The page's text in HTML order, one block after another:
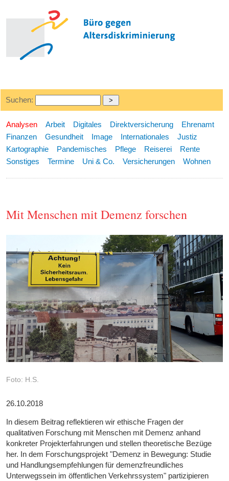
Suchen:
Analysen Arbeit Digitales Direktversicherung
Ehrenamt
Finanzen
Gesundheit Image Internationales
Justiz
Kartographie
Pandemisches Pflege Reiserei
Rente
Sonstiges
Termine Uni & Co. Versicherungen Wohnen
Mit Menschen mit Demenz forschen
Foto: H.S.
26.10.2018
In diesem Beitrag reflektieren wir ethische Fragen der
qualitativen Forschung mit Menschen mit Demenz anhand
konkreter Projekterfahrungen und stellen theoretische Bezüge
her. In dem Forschungsprojekt "Demenz in Bewegung: Studie
und Handlungsempfehlungen für demenzfreundliches
Unterwegssein im öffentlichen Verkehrssystem" partizipieren